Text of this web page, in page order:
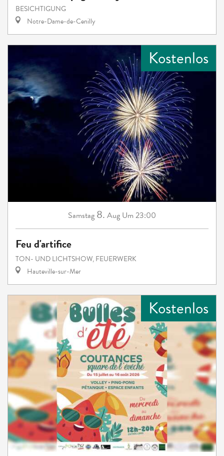
BESICHTIGUNG
Notre-Dame-de-Cenilly
Kostenlos
Samstag 8. Aug Um 23:00
Feu d'artifice
TON- UND LICHTSHOW, FEUERWERK
Hauteville-sur-Mer
Kostenlos